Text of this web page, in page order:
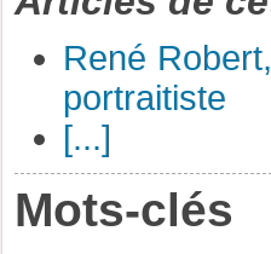
René
portraitiste
[...]
Mots-clés